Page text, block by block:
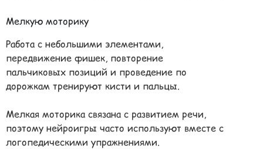
Мелкую моторику
Работа с небольшими элементами,
передвижение фишек, повторение
пальчиковых позиций и проведение по
дорожкам тренируют кисти и пальцы.
Мелкая моторика связана с развитием речи,
поэтому нейроигры часто используют вместе с
логопедическими упражнениями.